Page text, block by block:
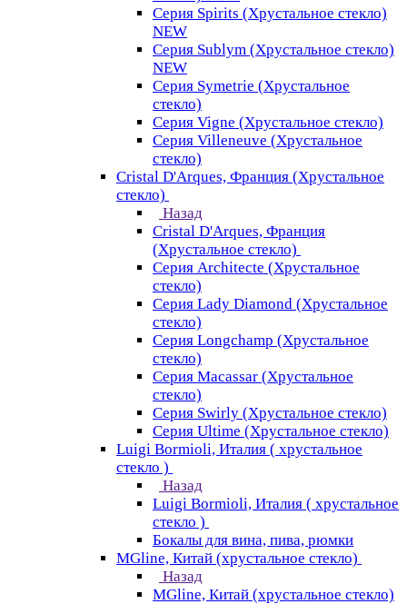
Серия Spirits (Хрустальное стекло)
NEW
Серия Sublym (Хрустальное стекло)
NEW
Серия Symetrie (Хрустальное
стекло)
Серия Vigne (Хрустальное стекло)
Серия Villeneuve (Хрустальное
стекло)
Cristal D'Arques, Франция (Хрустальное
стекло)
Назад
Cristal D'Arques, Франция
(Хрустальное стекло)
Серия Architecte (Хрустальное
стекло)
Серия Lady Diamond (Хрустальное
стекло)
Серия Longchamp (Хрустальное
стекло)
Серия Macassar (Хрустальное
стекло)
Серия Swirly (Хрустальное стекло)
Серия Ultime (Хрустальное стекло)
Luigi Bormioli, Италия ( хрустальное
стекло )
Назад
Luigi Bormioli, Италия ( хрустальное
стекло )
Бокалы для вина, пива, рюмки
MGline, Китай (хрустальное стекло)
Назад
MGline, Китай (хрустальное стекло)